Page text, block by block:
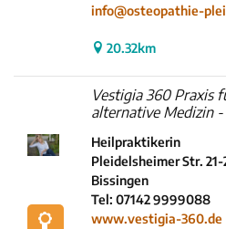
info@osteopathie-
20.32km
Vestigia 360 Praxis
alternative Medizin -
Heilpraktikerin
Pleidelsheimer Str.
Bissingen
Tel: 07142 9999088
www.vestigia-360.de